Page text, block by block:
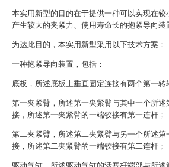
本实用新型的目的在于提供一种可以实现在较
产生较大的夹紧力、使用寿命长的抱紧导向装
为达此目的，本实用新型采用以下技术方案：
一种抱紧导向装置，包括：
底板，所述底板上垂直固定连接有两个第一转
第一夹紧臂，所述第一夹紧臂与其中一个所述
接，所述第一夹紧臂的一端铰接有第一连杆；
第二夹紧臂，所述第二夹紧臂与另一个所述第
接，所述第二夹紧臂的一端铰接有第二连杆；